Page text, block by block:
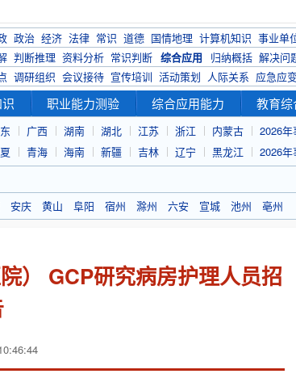
政治 经济 法律 常识 道德 国情地理 计算机知识 事业单
判断推理 资料分析 常识判断 综合应用 归纳概括 解决问
调研组织 会议接待 宣传培训 活动策划 人际关系 应急应变
职业能力测验 综合应用能力 教育综
广西 湖南 湖北 江苏 浙江 内蒙古
2026
青海 海南 新疆 吉林 辽宁 黑龙江
2026
安庆 黄山 阜阳 宿州 滁州 六安 宣城 池州 亳州
） GCP研究病房护理人员招